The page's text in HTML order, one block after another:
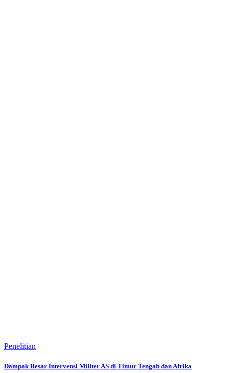
Penelitian
Dampak Besar Intervensi Militer AS di Timur Tengah dan Afrika